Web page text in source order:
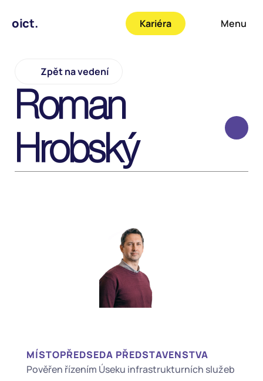
Zpět na vedení
Roman
Hrobský
MÍSTOPŘEDSEDA PŘEDSTAVENSTVA
Pověřen řízením Úseku infrastrukturních služeb
Kariéra Menu
oict.